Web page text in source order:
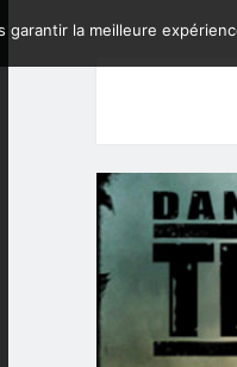
garantir la meilleure